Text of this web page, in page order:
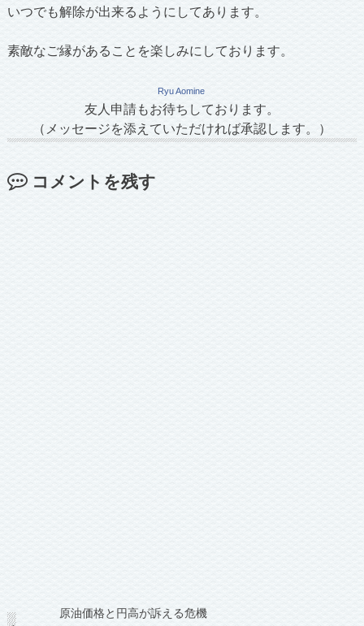
いつでも解除が出来るようにしてあります。
素敵なご縁があることを楽しみにしております。
Ryu Aomine
友人申請もお待ちしております。
（メッセージを添えていただければ承認します。）
コメントを残す
原油価格と円高が訴える危機